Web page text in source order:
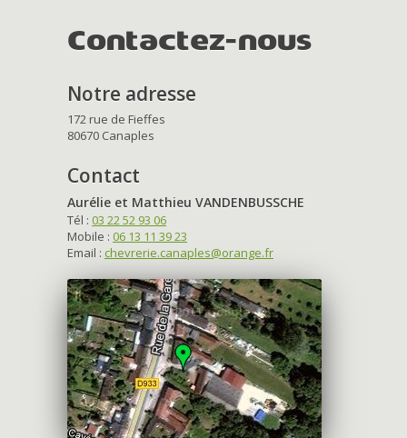
Contactez-nous
Notre adresse
172 rue de Fieffes
80670 Canaples
Contact
Aurélie et Matthieu VANDENBUSSCHE
Tél : 03 22 52 93 06
Mobile : 06 13 11 39 23
Email : chevrerie.canaples@orange.fr